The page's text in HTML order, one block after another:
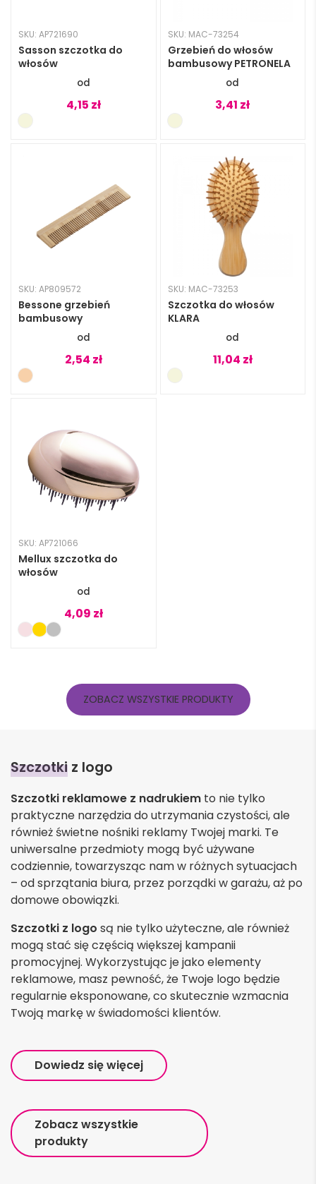
Szczotki z logo
Szczotki reklamowe z nadrukiem to nie tylko
praktyczne narzędzia do utrzymania czystości, ale
również świetne nośniki reklamy Twojej marki. Te
uniwersalne przedmioty mogą być używane
codziennie, towarzysząc nam w różnych sytuacjach
– od sprzątania biura, przez porządki w garażu, aż po
domowe obowiązki.
Szczotki z logo są nie tylko użyteczne, ale również
mogą stać się częścią większej kampanii
promocyjnej. Wykorzystując je jako elementy
reklamowe, masz pewność, że Twoje logo będzie
regularnie eksponowane, co skutecznie wzmacnia
Twoją markę w świadomości klientów.
Dowiedz się więcej
Zobacz wszystkie
produkty
SKU: AP721690
Sasson szczotka do
włosów
4,15 zł
SKU: MAC-73254
Grzebień do włosów
bambusowy PETRONELA
3,41 zł
SKU: AP809572
Bessone grzebień
bambusowy
2,54 zł
SKU: MAC-73253
Szczotka do włosów
KLARA
11,04 zł
SKU: AP721066
Mellux szczotka do
włosów
4,09 zł
ZOBACZ WSZYSTKIE PRODUKTY